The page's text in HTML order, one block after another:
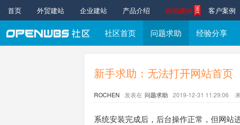
首页 外贸建站 企业建站 产品介绍 自助建站 客户案例
社区首页 问题求助 经验分享
新手求助：无法打开网站首页
ROCHEN 发表在 问题求助 2019-12-31 11:29:06 ·
系统安装完成后，后台操作正常，但网站